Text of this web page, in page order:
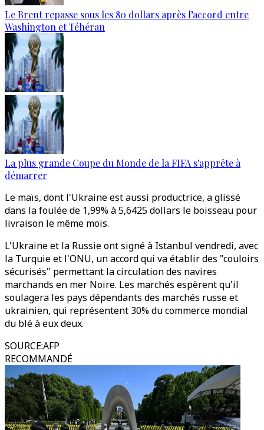
Le Brent repasse sous les 80 dollars après l’accord entre
Washington et Téhéran
La plus grande Coupe du Monde de la FIFA s'apprête à
démarrer
Le maïs, dont l'Ukraine est aussi productrice, a glissé
dans la foulée de 1,99% à 5,6425 dollars le boisseau pour
livraison le même mois.
L'Ukraine et la Russie ont signé à Istanbul vendredi, avec
la Turquie et l'ONU, un accord qui va établir des "couloirs
sécurisés" permettant la circulation des navires
marchands en mer Noire. Les marchés espèrent qu'il
soulagera les pays dépendants des marchés russe et
ukrainien, qui représentent 30% du commerce mondial
du blé à eux deux.
SOURCE:AFP
RECOMMANDÉ